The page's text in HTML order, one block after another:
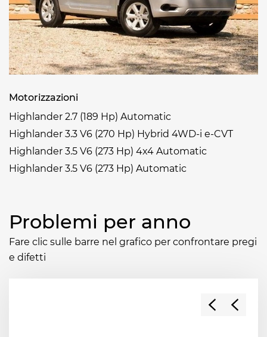
Motorizzazioni
Highlander 2.7 (189 Hp) Automatic
Highlander 3.3 V6 (270 Hp) Hybrid 4WD-i e-CVT
Highlander 3.5 V6 (273 Hp) 4x4 Automatic
Highlander 3.5 V6 (273 Hp) Automatic
Problemi per anno
Fare clic sulle barre nel grafico per confrontare pregi
e difetti